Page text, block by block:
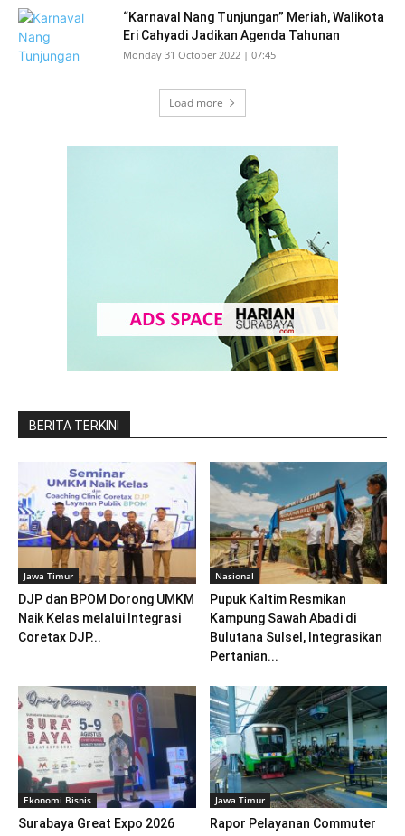
“Karnaval Nang Tunjungan” Meriah, Walikota
Eri Cahyadi Jadikan Agenda Tahunan
Monday 31 October 2022 | 07:45
Load more
BERITA TERKINI
Jawa Timur
DJP dan BPOM Dorong UMKM
Naik Kelas melalui Integrasi
Coretax DJP...
Nasional
Pupuk Kaltim Resmikan
Kampung Sawah Abadi di
Bulutana Sulsel, Integrasikan
Pertanian...
Ekonomi Bisnis
Surabaya Great Expo 2026
Jawa Timur
Rapor Pelayanan Commuter